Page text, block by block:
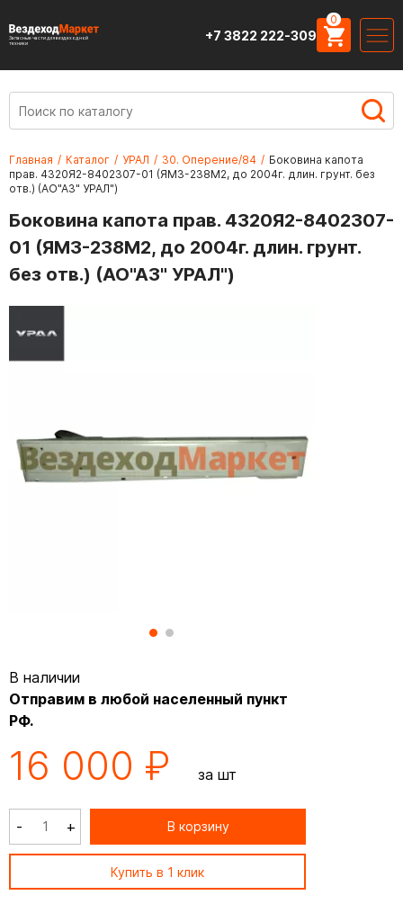
Запасные части для вездеходной
техники
+7 3822 222-309
0
Главная / Каталог / УРАЛ / 30. Оперение/84 / Боковина капота
прав. 4320Я2-8402307-01 (ЯМЗ-238М2, до 2004г. длин. грунт. без
отв.) (АО"АЗ" УРАЛ")
Боковина капота прав. 4320Я2-8402307-
01 (ЯМЗ-238М2, до 2004г. длин. грунт.
без отв.) (АО"АЗ" УРАЛ")
В наличии
Отправим в любой населенный пункт
РФ.
16 000 ₽ за шт
- + В корзину
Купить в 1 клик